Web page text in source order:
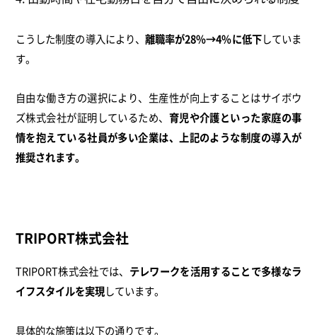
こうした制度の導入により、離職率が28%→4%に低下していま
す。
自由な働き方の選択により、生産性が向上することはサイボウ
ズ株式会社が証明しているため、 育児や介護といった家庭の事
情を抱えている社員が多い企業は、上記のような制度の導入が
推奨されます。
TRIPORT株式会社
TRIPORT株式会社では、 テレワークを活用することで多様なラ
イフスタイルを実現しています。
具体的な施策は以下の通りです。